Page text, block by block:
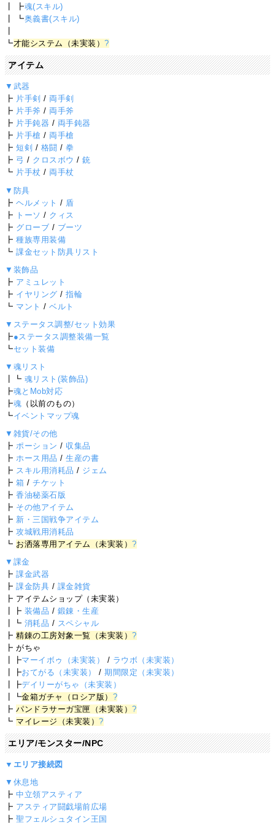
┃ ┣魂(スキル)
┃ ┗奥義書(スキル)
┗才能システム（未実装）?
アイテム
▼武器
┣ 片手剣 / 両手剣
┣ 片手斧 / 両手斧
┣ 片手鈍器 / 両手鈍器
┣ 片手槍 / 両手槍
┣短剣 / 格闘 /拳
┣ 弓 / クロスボウ /銃
┗ 片手杖 / 両手杖
▼防具
┣ヘルメット / 盾
┣ トーソ / クィス
┣ グローブ / ブーツ
┣種族専用装備
┗課金セット防具リスト
▼装飾品
┣ アミュレット
┣ イヤリング /指輪
┗ マント /ベルト
▼ステータス調整/セット効果
┣●ステータス調整装備一覧
┗セット装備
▼魂リスト
┃┗ 魂リスト(装飾品)
┣魂とMob対応
┣魂 （以前のもの）
┗イベントマップ魂
▼雑貨/その他
┣ ポーション / 収集品
┣ ホース用品 /生産の書
┣ スキル用消耗品 / ジェム
┣箱 /チケット
┣香油秘薬石版
┣ その他アイテム
┣ 新・三国戦争アイテム
┣攻城戦用消耗品
┗ お洒落専用アイテム（未実装）?
▼課金
┣課金武器
┣課金防具 / 課金雑貨
┣ アイテムショップ（未実装）
┃┣ 装備品 / 鍛錬・生産
┃┗ 消耗品 / スペシャル
┣精錬の工房対象一覧（未実装）?
┣ がちゃ
┃┣マーイボゥ（未実装） / ラウボ（未実装）
┃┣おてがる（未実装） /期間限定（未実装）
┃┣デイリーがちゃ（未実装）
┃┗金箱ガチャ（ロシア版） ?
┣パンドラサーガ宝匣（未実装）?
┗ マイレージ（未実装）?
エリア/モンスター/NPC
▼エリア接続図
▼休息地
┣中立領アスティア
┣ アスティア闘戯場前広場
┣聖フェルシュタイン王国